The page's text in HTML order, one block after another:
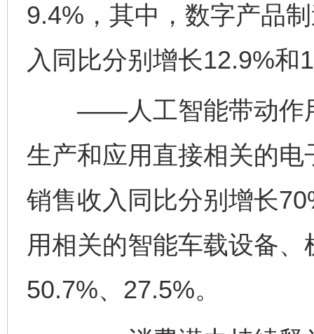
9.4%，其中，数字产品
入同比分别增长12.9%和
——人工智能带动作用
生产和应用直接相关的
销售收入同比分别增长
用相关的智能车载设备
50.7%、27.5%。